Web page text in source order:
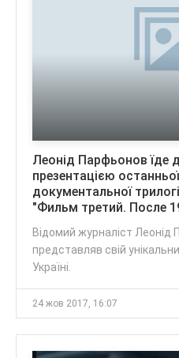
Леонід Парфьонов їде
презентацією
документальної
"Фильм третий. После
Відомий журналіст
представляв свій
Україні.
24 жов 2017, 16:07